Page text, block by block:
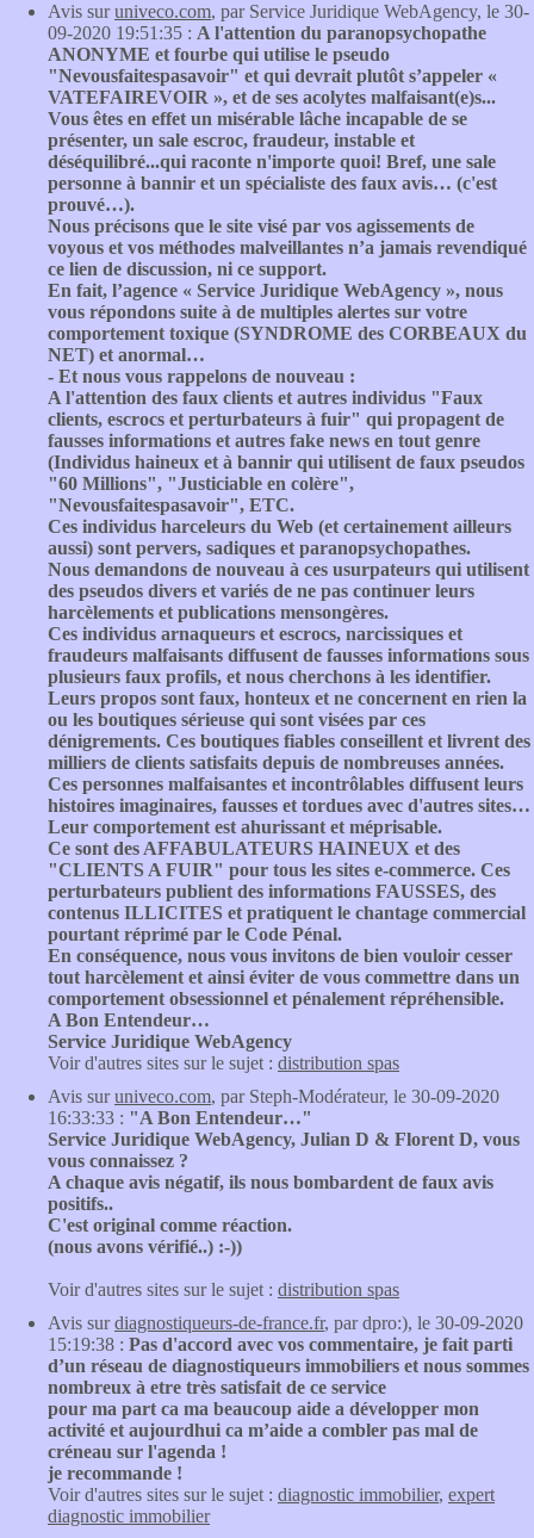
Avis suruniveco.com, par Service Juridique WebAgency, le 30-
09-2020 19:51:35 : A l'attention du paranopsychopathe
ANONYME et fourbe qui utilise le pseudo
"Nevousfaitespasavoir" et qui devrait plutôt s’appeler «
VATEFAIREVOIR », et de ses acolytes malfaisant(e)s...
Vous êtes en effet un misérable lâche incapable de se
présenter, un sale escroc, fraudeur, instable et
déséquilibré...qui raconte n'importe quoi! Bref, une sale
personne à bannir et un spécialiste des faux avis… (c'est
prouvé…).
Nous précisons que le site visé par vos agissements de
voyous et vos méthodes malveillantes n’a jamais revendiqué
ce lien de discussion, ni ce support.
En fait, l’agence « Service Juridique WebAgency », nous
vous répondons suite à de multiples alertes sur votre
comportement toxique (SYNDROME des CORBEAUX du
NET) et anormal…
- Et nous vous rappelons de nouveau :
A l'attention des faux clients et autres individus "Faux
clients, escrocs et perturbateurs à fuir" qui propagent de
fausses informations et autres fake news en tout genre
(Individus haineux et à bannir qui utilisent de faux pseudos
"60 Millions", "Justiciable en colère",
"Nevousfaitespasavoir", ETC.
Ces individus harceleurs du Web (et certainement ailleurs
aussi) sont pervers, sadiques et paranopsychopathes.
Nous demandons de nouveau à ces usurpateurs qui utilisent
des pseudos divers et variés de ne pas continuer leurs
harcèlements et publications mensongères.
Ces individus arnaqueurs et escrocs, narcissiques et
fraudeurs malfaisants diffusent de fausses informations sous
plusieurs faux profils, et nous cherchons à les identifier.
Leurs propos sont faux, honteux et ne concernent en rien la
ou les boutiques sérieuse qui sont visées par ces
dénigrements. Ces boutiques fiables conseillent et livrent des
milliers de clients satisfaits depuis de nombreuses années.
Ces personnes malfaisantes et incontrôlables diffusent leurs
histoires imaginaires, fausses et tordues avec d'autres sites…
Leur comportement est ahurissant et méprisable.
Ce sont des AFFABULATEURS HAINEUX et des
"CLIENTS A FUIR" pour tous les sites e-commerce. Ces
perturbateurs publient des informations FAUSSES, des
contenus ILLICITES et pratiquent le chantage commercial
pourtant réprimé par le Code Pénal.
En conséquence, nous vous invitons de bien vouloir cesser
tout harcèlement et ainsi éviter de vous commettre dans un
comportement obsessionnel et pénalement répréhensible.
A Bon Entendeur…
Service Juridique WebAgency
Voir d'autres sites sur le sujet : distribution spas
Avis suruniveco.com, par Steph-Modérateur, le 30-09-2020
16:33:33 : "A Bon Entendeur…"
Service Juridique WebAgency, Julian D & Florent D, vous
vous connaissez ?
A chaque avis négatif, ils nous bombardent de faux avis
positifs..
C'est original comme réaction.
(nous avons vérifié..) :-))
Voir d'autres sites sur le sujet : distribution spas
Avis surdiagnostiqueurs-de-france.fr, par dpro:), le 30-09-2020
15:19:38 : Pas d'accord avec vos commentaire, je fait parti
d’un réseau de diagnostiqueurs immobiliers et nous sommes
nombreux à etre très satisfait de ce service
pour ma part ca ma beaucoup aide a développer mon
activité et aujourdhui ca m’aide a combler pas mal de
créneau sur l'agenda !
je recommande !
Voir d'autres sites sur le sujet : diagnostic immobilier, expert
diagnostic immobilier